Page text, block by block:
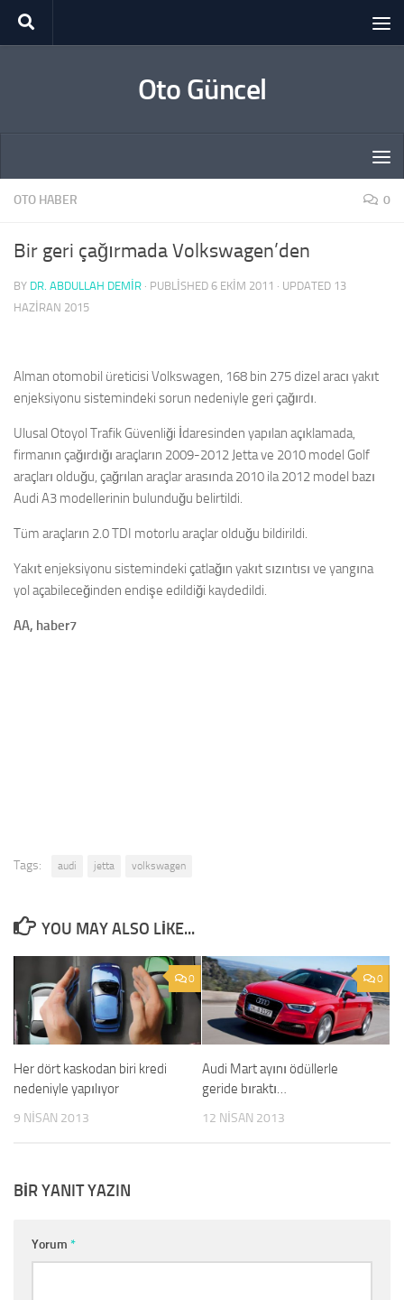
Skip to content
Oto Güncel
OTO HABER 0
Bir geri çağırmada Volkswagen’den
BY DR. ABDULLAH DEMİR · PUBLISHED 6 EKIM 2011 · UPDATED 13
HAZIRAN 2015
Alman otomobil üreticisi Volkswagen, 168 bin 275 dizel aracı yakıt
enjeksiyonu sistemindeki sorun nedeniyle geri çağırdı.
Ulusal Otoyol Trafik Güvenliği İdaresinden yapılan açıklamada,
firmanın çağırdığı araçların 2009-2012 Jetta ve 2010 model Golf
araçları olduğu, çağrılan araçlar arasında 2010 ila 2012 model bazı
Audi A3 modellerinin bulunduğu belirtildi.
Tüm araçların 2.0 TDI motorlu araçlar olduğu bildirildi.
Yakıt enjeksiyonu sistemindeki çatlağın yakıt sızıntısı ve yangına
yol açabileceğinden endişe edildiği kaydedildi.
AA, haber7
Tags: audi jetta volkswagen
YOU MAY ALSO LIKE...
0
Her dört kaskodan biri kredi
nedeniyle yapılıyor
9 NISAN 2013
0
Audi Mart ayını ödüllerle
geride bıraktı…
12 NISAN 2013
BIR YANIT YAZIN
Yorum *